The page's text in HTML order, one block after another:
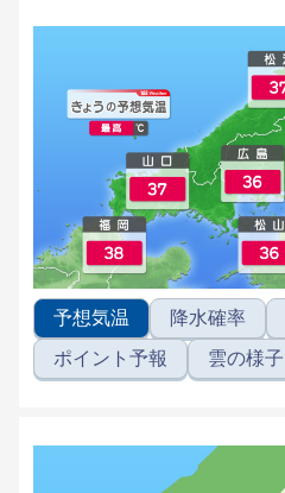
予想気温 降水確率
ポイント予報
雲の様子